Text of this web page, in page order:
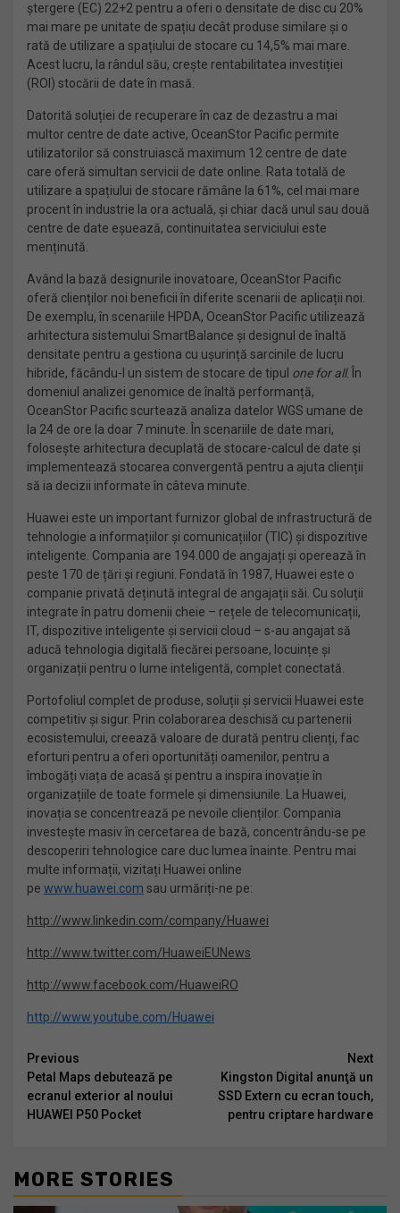
ștergere (EC) 22+2 pentru a oferi o densitate de disc cu 20%
mai mare pe unitate de spațiu decât produse similare și o
rată de utilizare a spațiului de stocare cu 14,5% mai mare.
Acest lucru, la rândul său, crește rentabilitatea investiției
(ROI) stocării de date în masă.
Datorită soluției de recuperare în caz de dezastru a mai
multor centre de date active, OceanStor Pacific permite
utilizatorilor să construiască maximum 12 centre de date
care oferă simultan servicii de date online. Rata totală de
utilizare a spațiului de stocare rămâne la 61%, cel mai mare
procent în industrie la ora actuală, și chiar dacă unul sau două
centre de date eșuează, continuitatea serviciului este
menținută.
Având la bază designurile inovatoare, OceanStor Pacific
oferă clienților noi beneficii în diferite scenarii de aplicații noi.
De exemplu, în scenariile HPDA, OceanStor Pacific utilizează
arhitectura sistemului SmartBalance și designul de înaltă
densitate pentru a gestiona cu ușurință sarcinile de lucru
hibride, făcându-l un sistem de stocare de tipul one for all. În
domeniul analizei genomice de înaltă performanță,
OceanStor Pacific scurtează analiza datelor WGS umane de
la 24 de ore la doar 7 minute. În scenariile de date mari,
folosește arhitectura decuplată de stocare-calcul de date și
implementează stocarea convergentă pentru a ajuta clienții
să ia decizii informate în câteva minute.
Huawei este un important furnizor global de infrastructură de
tehnologie a informațiilor și comunicațiilor (TIC) și dispozitive
inteligente. Compania are 194.000 de angajați și operează în
peste 170 de țări și regiuni. Fondată în 1987, Huawei este o
companie privată deținută integral de angajații săi. Cu soluții
integrate în patru domenii cheie – rețele de telecomunicații,
IT, dispozitive inteligente și servicii cloud – s-au angajat să
aducă tehnologia digitală fiecărei persoane, locuințe și
organizații pentru o lume inteligentă, complet conectată.
Portofoliul complet de produse, soluții și servicii Huawei este
competitiv și sigur. Prin colaborarea deschisă cu partenerii
ecosistemului, creează valoare de durată pentru clienți, fac
eforturi pentru a oferi oportunități oamenilor, pentru a
îmbogăți viața de acasă și pentru a inspira inovație în
organizațiile de toate formele și dimensiunile. La Huawei,
inovația se concentrează pe nevoile clienților. Compania
investește masiv în cercetarea de bază, concentrându-se pe
descoperiri tehnologice care duc lumea înainte. Pentru mai
multe informații, vizitați Huawei online
pe www.huawei.com sau urmăriți-ne pe:
http://www.linkedin.com/company/Huawei
http://www.twitter.com/HuaweiEUNews
http://www.facebook.com/HuaweiRO
http://www.youtube.com/Huawei
Continue
Reading
Previous
Petal Maps debutează pe
ecranul exterior al noului
HUAWEI P50 Pocket
Next
Kingston Digital anunţă un
SSD Extern cu ecran touch,
pentru criptare hardware
MORE STORIES